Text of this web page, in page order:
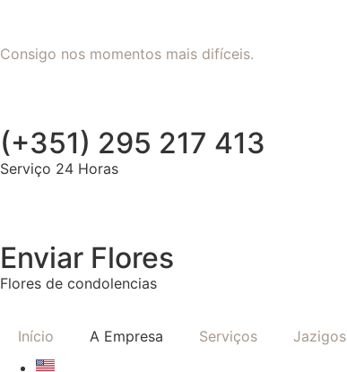
Consigo nos momentos mais difíceis.
(+351) 295 217 413
Serviço 24 Horas
Enviar Flores
Flores de condolencias
Início A Empresa Serviços Jazigos